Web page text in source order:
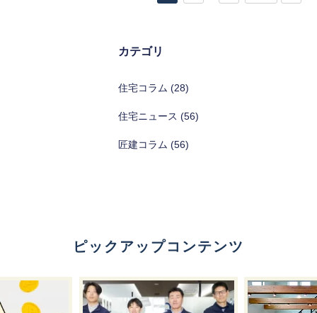
カテゴリ
住宅コラム (28)
住宅ニュース (56)
匠建コラム (56)
ピックアップコンテンツ